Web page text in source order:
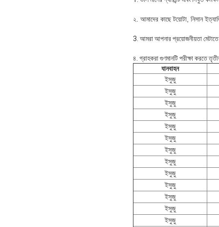
২. আমাদের কাছে টয়োটা, নিসান
3. আমরা আপনার প্রয়োজনীয়তা মেটাতে
৪. গ্রাহকরা গুণমানটি পরীক্ষা করতে
যানবাহন
ইসুজু
ইসুজু
ইসুজু
ইসুজু
ইসুজু
ইসুজু
ইসুজু
ইসুজু
ইসুজু
ইসুজু
ইসুজু
ইসুজু
ইসুজু